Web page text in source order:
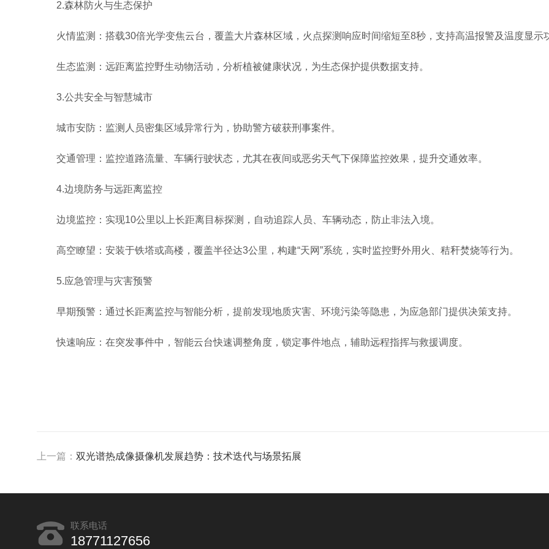
2.森林防火与生态保护
火情监测：搭载30倍光学变焦云台，覆盖大片森林区域，火点探测响应时间缩短至8秒，支持高温报警及温度显示
生态监测：远距离监控野生动物活动，分析植被健康状况，为生态保护提供数据支持。
3.公共安全与智慧城市
城市安防：监测人员密集区域异常行为，协助警方破获刑事案件。
交通管理：监控道路流量、车辆行驶状态，尤其在夜间或恶劣天气下保障监控效果，提升交通效率。
4.边境防务与远距离监控
边境监控：实现10公里以上长距离目标探测，自动追踪人员、车辆动态，防止非法入境。
高空瞭望：安装于铁塔或高楼，覆盖半径达3公里，构建“天网”系统，实时监控野外用火、秸秆焚烧等行为。
5.应急管理与灾害预警
早期预警：通过长距离监控与智能分析，提前发现地质灾害、环境污染等隐患，为应急部门提供决策支持。
快速响应：在突发事件中，智能云台快速调整角度，锁定事件地点，辅助远程指挥与救援调度。
上一篇： 双光谱热成像摄像机发展趋势：技术迭代与场景拓展
联系电话
18771127656